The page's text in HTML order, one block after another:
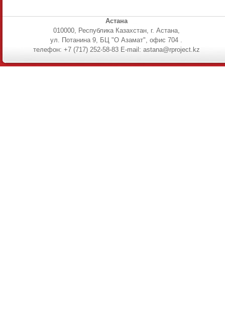
Астана
010000, Республика Казахстан, г. Астана,
ул. Потанина 9, БЦ "О Азамат", офис 704 .
телефон: +7 (717) 252-58-83 E-mail: astana@rproject.kz